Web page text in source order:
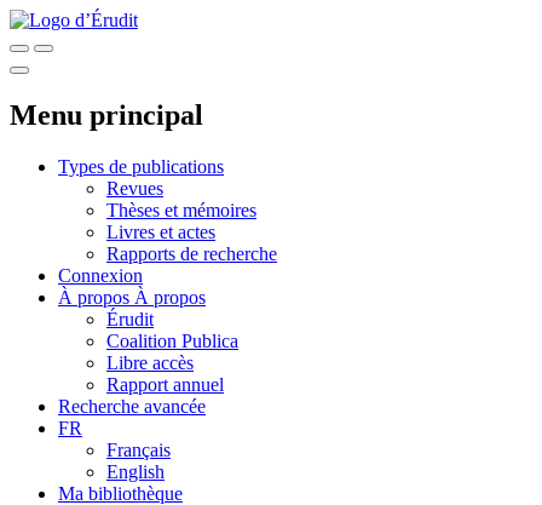
Menu principal
Types de publications
Revues
Thèses et mémoires
Livres et actes
Rapports de recherche
Connexion
À propos À propos
Érudit
Coalition Publica
Libre accès
Rapport annuel
Recherche avancée
FR
Français
English
Ma bibliothèque